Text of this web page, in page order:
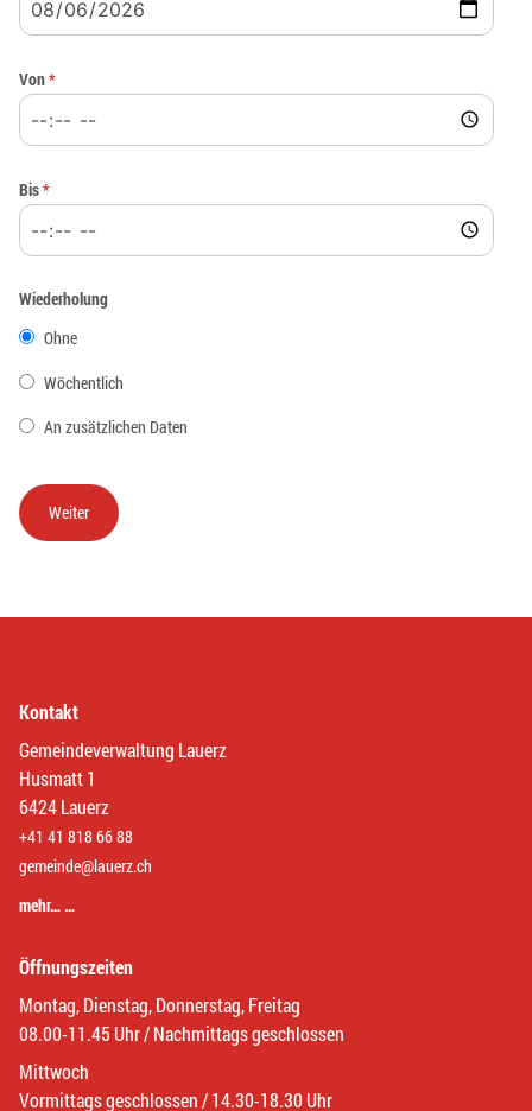
Von*
Bis*
Wiederholung
Ohne
Wöchentlich
An zusätzlichen Daten
Kontakt
Gemeindeverwaltung Lauerz
Husmatt 1
6424 Lauerz
+41 41 818 66 88
gemeinde@lauerz.ch
mehr… …
Öffnungszeiten
Montag, Dienstag, Donnerstag, Freitag
08.00-11.45 Uhr / Nachmittags geschlossen
Mittwoch
Vormittags geschlossen / 14.30-18.30 Uhr